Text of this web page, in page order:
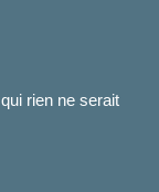
rien ne serait